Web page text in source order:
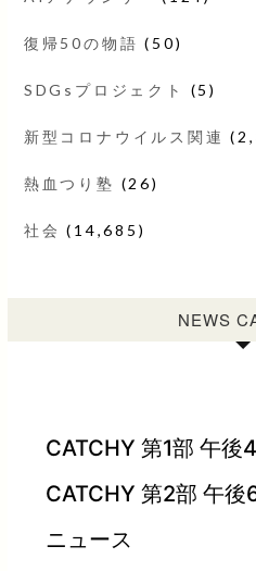
復帰50の物語 (50)
SDGsプロジェクト (5)
新型コロナウイルス関連
熱血つり塾 (26)
社会 (14,685)
NEWS
CATCHY 第1部 午後
CATCHY 第2部 午後
ニュース